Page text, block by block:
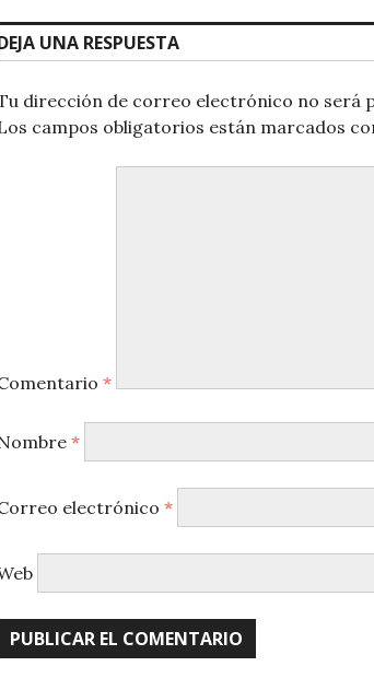
A
p
b
o
k
UNA RESPUESTA
dirección de correo electrónico no será
campos obligatorios están marcados
*
*
electrónico *